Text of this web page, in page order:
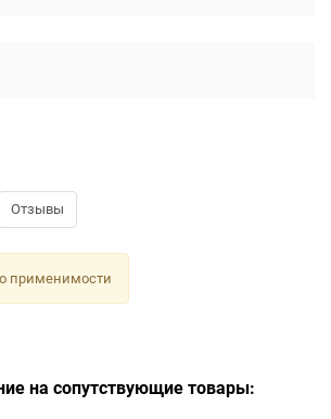
Отзывы
применимости
на сопутствующие товары: